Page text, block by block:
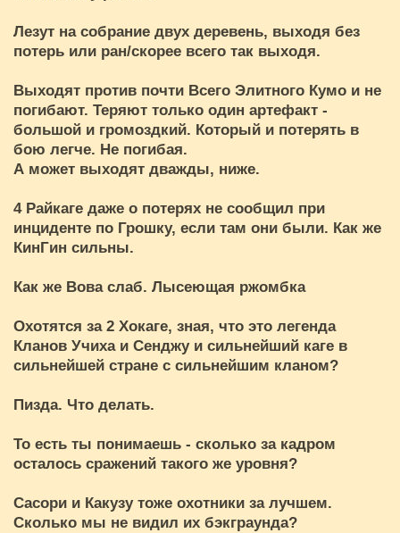
Лезут на собрание двух деревень, выходя без
потерь или ран/скорее всего так выходя.
Выходят против почти Всего Элитного Кумо и не
погибают. Теряют только один артефакт -
большой и громоздкий. Который и потерять в
бою легче. Не погибая.
А может выходят дважды, ниже.
4 Райкаге даже о потерях не сообщил при
инциденте по Грошку, если там они были. Как же
КинГин сильны.
Как же Вова слаб. Лысеющая ржомбка
Охотятся за 2 Хокаге, зная, что это легенда
Кланов Учиха и Сенджу и сильнейший каге в
сильнейшей стране с сильнейшим кланом?
Пизда. Что делать.
То есть ты понимаешь - сколько за кадром
осталось сражений такого же уровня?
Сасори и Какузу тоже охотники за лучшем.
Сколько мы не видил их бэкграунда?